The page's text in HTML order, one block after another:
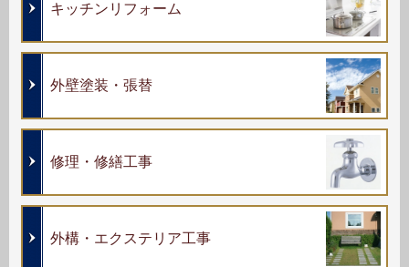
キッチンリフォーム
外壁塗装・張替
修理・修繕工事
外構・エクステリア工事